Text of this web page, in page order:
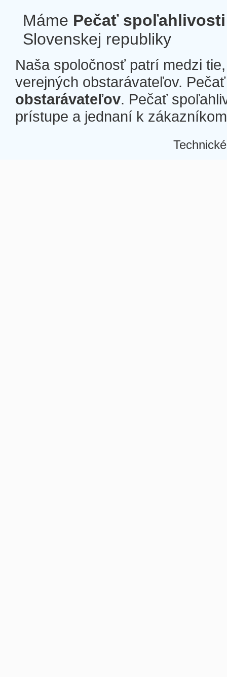
Máme Pečať spoľahlivosti
Slovenskej republiky
Naša spoločnosť patrí medzi
verejných obstarávateľov.
obstarávateľov. Pečať
prístupe a jednaní k